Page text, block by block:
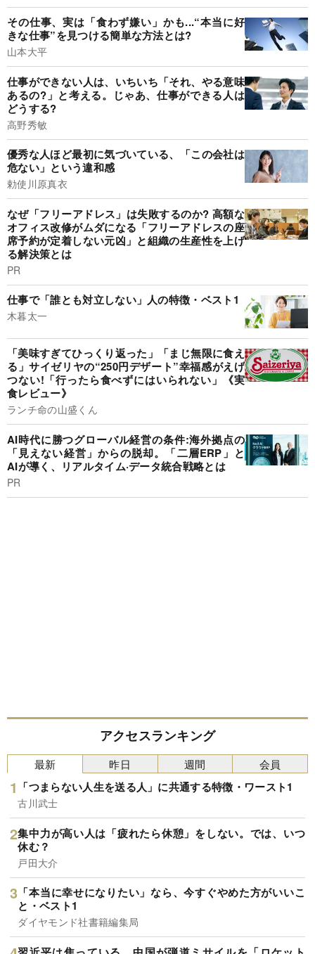
その仕事、実は「食わず嫌い」かも...“本当に好
きな仕事”を見つける簡単な方法とは?
山本大平
仕事ができない人は、いちいち「それ、やる意味
あるの?」と考える。じゃあ、仕事ができる人は
どうする?
高野秀敏
優秀な人ほど最初に気づいている、「この会社は
危ない」という違和感
勅使川原真衣
なぜ「フリーアドレス」は失敗するのか? 高額な
オフィス改修がムダになる「フリーアドレスの座
席予約が定着しない元凶」と組織の生産性を上げ
る解決策とは
PR
仕事で「誰とも対立しない」人の特徴・ベスト1
木暮太一
「美味すぎてひっくり返った」「まじ無限に食え
る」サイゼリヤの“250円デザート”幸福感がえげ
つない!「行ったら食べずにはいられない」《実
食レビュー》
ランチ命の山盛くん
AI時代に勝つグローバル経営の条件:海外拠点の
「見えない経営」からの脱却。「二層ERP」と
AIが導く、リアルタイム·データ統合戦略とは
PR
アクセスランキング
最新
「つまらない人生を送る人」に共通する特徴・ワースト1
古川武士
集中力が高い人は「疲れたら休憩」をしない。では、いつ
休む？
戸田大介
「本当に幸せになりたい」なら、今すぐやめた方がいいこ
と・ベスト1
ダイヤモンド社書籍編集局
昨日 週間 会員